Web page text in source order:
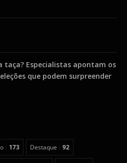
taça? Especialistas apontam os
que podem surpreender
173 Destaque 92